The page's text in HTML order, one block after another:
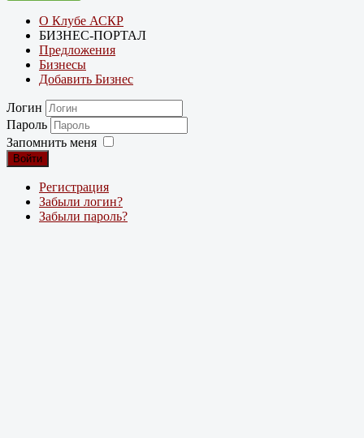
О Клубе АСКР
БИЗНЕС-ПОРТАЛ
Предложения
Бизнесы
Добавить Бизнес
Логин
Пароль
Запомнить меня
Войти
Регистрация
Забыли логин?
Забыли пароль?